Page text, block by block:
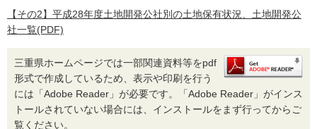
【その2】平成28年度土地開発公社別の土地保有状況、土地開発公
社一覧(PDF)
三重県ホームページでは一部関連資料等をpdf
形式で作成しているため、表示や印刷を行う
には「Adobe Reader」が必要です。「Adobe Reader」がインス
トールされていない場合には、インストールをまず行ってからご
覧ください。